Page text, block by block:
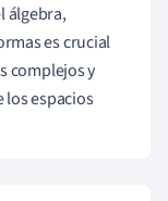
álgebra,
es crucial
complejos y
espacios